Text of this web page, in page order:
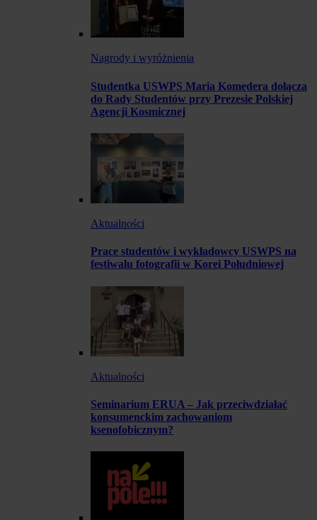
Nagrody i wyróżnienia
Studentka USWPS Maria Komędera dołącza
do Rady Studentów przy Prezesie Polskiej
Agencji Kosmicznej
Aktualności
Prace studentów i wykładowcy USWPS na
festiwalu fotografii w Korei Południowej
Aktualności
Seminarium ERUA – Jak przeciwdziałać
konsumenckim zachowaniom
ksenofobicznym?